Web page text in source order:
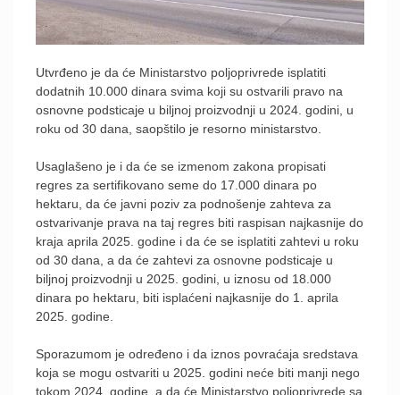
Utvrđeno je da će Ministarstvo poljoprivrede isplatiti
dodatnih 10.000 dinara svima koji su ostvarili pravo na
osnovne podsticaje u biljnoj proizvodnji u 2024. godini, u
roku od 30 dana, saopštilo je resorno ministarstvo.
Usaglašeno je i da će se izmenom zakona propisati
regres za sertifikovano seme do 17.000 dinara po
hektaru, da će javni poziv za podnošenje zahteva za
ostvarivanje prava na taj regres biti raspisan najkasnije do
kraja aprila 2025. godine i da će se isplatiti zahtevi u roku
od 30 dana, a da će zahtevi za osnovne podsticaje u
biljnoj proizvodnji u 2025. godini, u iznosu od 18.000
dinara po hektaru, biti isplaćeni najkasnije do 1. aprila
2025. godine.
Sporazumom je određeno i da iznos povraćaja sredstava
koja se mogu ostvariti u 2025. godini neće biti manji nego
tokom 2024. godine, a da će Ministarstvo poljoprivrede sa